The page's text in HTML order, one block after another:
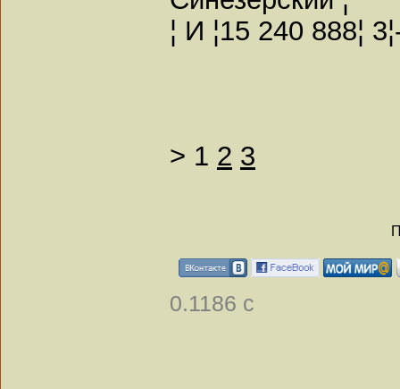
¦ И ¦15 240 888¦
> 1 2 3
0.1186 с